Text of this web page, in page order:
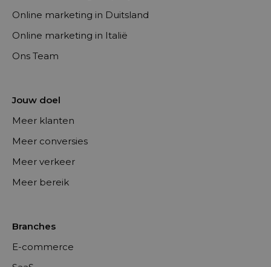
Online marketing in Duitsland
Online marketing in Italië
Ons Team
Jouw doel
Meer klanten
Meer conversies
Meer verkeer
Meer bereik
Branches
E-commerce